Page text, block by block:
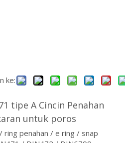
ke:
tipe A Cincin Penahan
untuk poros
ring penahan / e ring / snap